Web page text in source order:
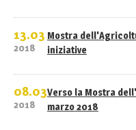
13.03
2018
Mostra
iniziative
08.03
2018
Verso la Mostra
marzo 2018